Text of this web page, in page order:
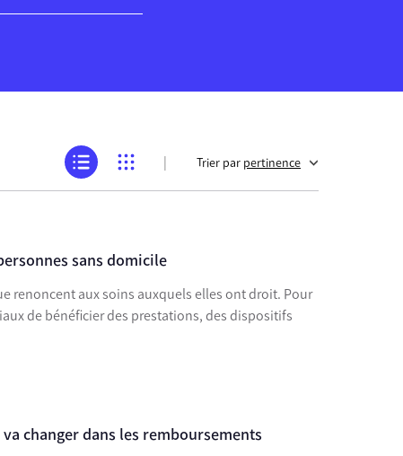
| Trier par pertinence
sans domicile
renoncent aux soins auxquels elles ont droit. Pour
de bénéficier des prestations, des dispositifs
changer dans les remboursements